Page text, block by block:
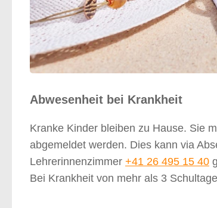
Abwesenheit bei Krankheit
Kranke Kinder bleiben zu Hause. Sie
abgemeldet werden. Dies kann via
Lehrerinnenzimmer +41 26 495 15 40
Bei Krankheit von mehr als 3